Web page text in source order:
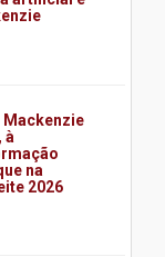
Mackenzie
à
na
2026